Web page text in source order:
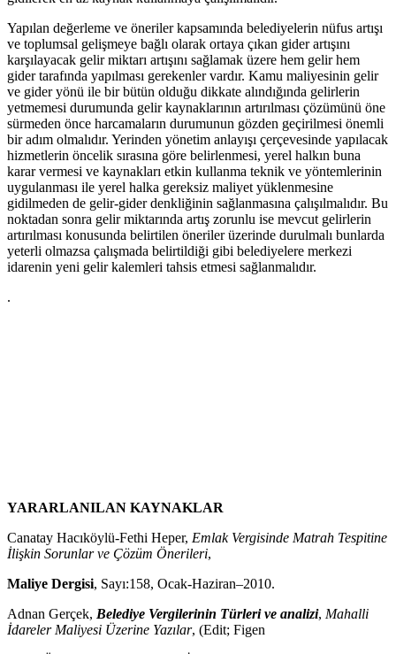
Yapılan değerleme ve öneriler kapsamında belediyelerin nüfus artışı
ve toplumsal gelişmeye bağlı olarak ortaya çıkan gider artışını
karşılayacak gelir miktarı artışını sağlamak üzere hem gelir hem
gider tarafında yapılması gerekenler vardır. Kamu maliyesinin gelir
ve gider yönü ile bir bütün olduğu dikkate alındığında gelirlerin
yetmemesi durumunda gelir kaynaklarının artırılması çözümünü öne
sürmeden önce harcamaların durumunun gözden geçirilmesi önemli
bir adım olmalıdır. Yerinden yönetim anlayışı çerçevesinde yapılacak
hizmetlerin öncelik sırasına göre belirlenmesi, yerel halkın buna
karar vermesi ve kaynakları etkin kullanma teknik ve yöntemlerinin
uygulanması ile yerel halka gereksiz maliyet yüklenmesine
gidilmeden de gelir-gider denkliğinin sağlanmasına çalışılmalıdır. Bu
noktadan sonra gelir miktarında artış zorunlu ise mevcut gelirlerin
artırılması konusunda belirtilen öneriler üzerinde durulmalı bunlarda
yeterli olmazsa çalışmada belirtildiği gibi belediyelere merkezi
idarenin yeni gelir kalemleri tahsis etmesi sağlanmalıdır.
.
YARARLANILAN KAYNAKLAR
Canatay Hacıköylü-Fethi Heper, Emlak Vergisinde Matrah Tespitine
İlişkin Sorunlar ve Çözüm Önerileri,
Maliye Dergisi, Sayı:158, Ocak-Haziran–2010.
Adnan Gerçek, Belediye Vergilerinin Türleri ve analizi, Mahalli
İdareler Maliyesi Üzerine Yazılar, (Edit; Figen